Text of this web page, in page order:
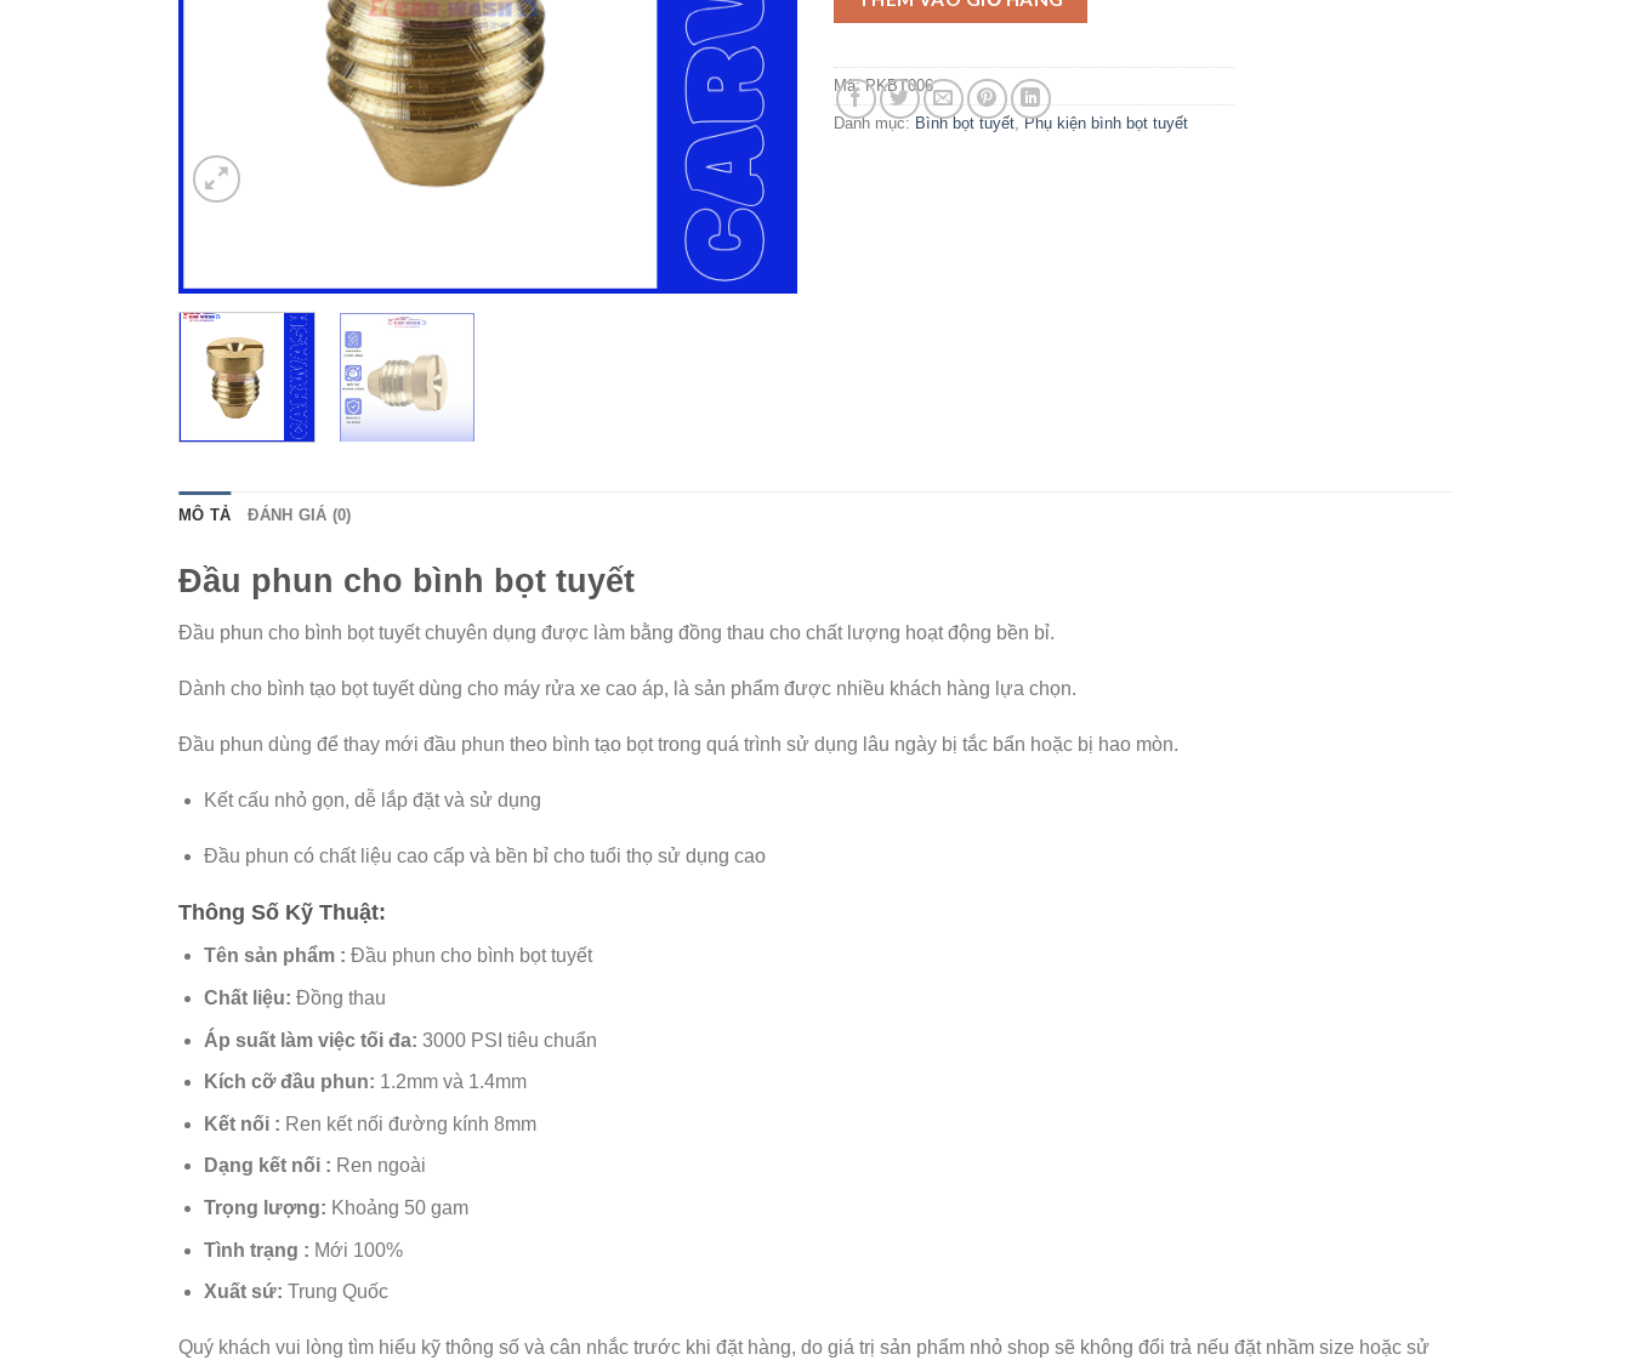
Mã:PKBT006
Danh mục: Bình bọt tuyết,Phụ kiện bình bọt tuyết
MÔ TẢ ĐÁNH GIÁ (0)
Đầu phun cho bình bọt tuyết
Đầu phun cho bình bọt tuyết chuyên dụng được làm bằng đồng thau cho chất lượng hoạt động bền bỉ.
Dành cho bình tạo bọt tuyết dùng cho máy rửa xe cao áp, là sản phẩm được nhiều khách hàng lựa chọn.
Đầu phun dùng để thay mới đầu phun theo bình tạo bọt trong quá trình sử dụng lâu ngày bị tắc bẩn hoặc bị hao mòn.
Kết cấu nhỏ gọn, dễ lắp đặt và sử dụng
Đầu phun có chất liệu cao cấp và bền bỉ cho tuổi thọ sử dụng cao
Thông Số Kỹ Thuật:
Tên sản phẩm : Đầu phun cho bình bọt tuyết
Chất liệu: Đồng thau
Áp suất làm việc tối đa: 3000 PSI tiêu chuẩn
Kích cỡ đầu phun: 1.2mm và 1.4mm
Kết nối : Ren kết nối đường kính 8mm
Dạng kết nối : Ren ngoài
Trọng lượng: Khoảng 50 gam
Tình trạng : Mới 100%
Xuất sứ: Trung Quốc
Quý khách vui lòng tìm hiểu kỹ thông số và cân nhắc trước khi đặt hàng, do giá trị sản phẩm nhỏ shop sẽ không đổi trả nếu đặt nhầm size hoặc sử